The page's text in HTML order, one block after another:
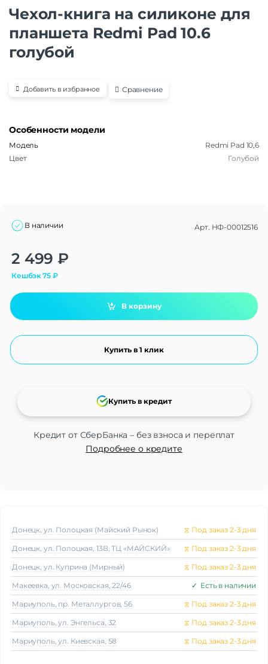
Чехол-книга на силиконе для
планшета Redmi Pad 10.6
голубой
Добавить в избранное Сравнение
Особенности модели
Модель
Redmi Pad 10,6
Цвет
Голубой
В наличии Арт. НФ-00012516
2 499 ₽
Кешбэк75₽
В корзину
Купить в 1 клик
Кредит от СберБанка – без взноса и переплат
Подробнее о кредите
Купить в кредит
Alternative:
Донецк, ул. Полоцкая (Майский Рынок) ⧖ Под заказ 2-3 дня
Донецк, ул. Полоцкая, 13В, ТЦ «МАЙСКИЙ» ⧖ Под заказ 2-3 дня
Донецк, ул. Куприна (Мирный) ⧖ Под заказ 2-3 дня
Макеeвка, ул. Московская, 22/46 ✓ Есть в наличии
Мариуполь, пр. Металлургов, 56 ⧖ Под заказ 2-3 дня
Мариуполь, ул. Энгельса, 32 ⧖ Под заказ 2-3 дня
Мариуполь, ул. Киевская, 58 ⧖ Под заказ 2-3 дня